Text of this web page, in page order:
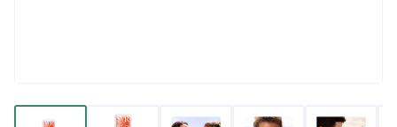
View larger imageView larger imageView larger imageView larger image
View